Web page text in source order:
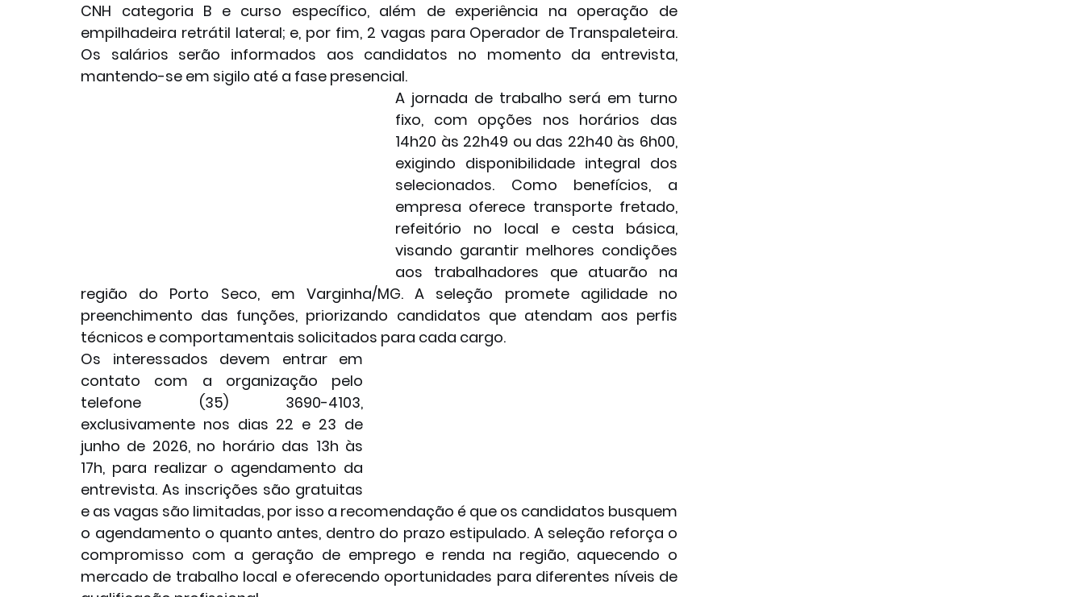
CNH categoria B e curso específico, além de experiência na operação de
empilhadeira retrátil lateral; e, por fim, 2 vagas para Operador de Transpaleteira.
Os salários serão informados aos candidatos no momento da entrevista,
mantendo-se em sigilo até a fase presencial.
A jornada de trabalho será em turno
fixo, com opções nos horários das
14h20 às 22h49 ou das 22h40 às 6h00,
exigindo disponibilidade integral dos
selecionados. Como benefícios, a
empresa oferece transporte fretado,
refeitório no local e cesta básica,
visando garantir melhores condições
aos trabalhadores que atuarão na
região do Porto Seco, em Varginha/MG. A seleção promete agilidade no
preenchimento das funções, priorizando candidatos que atendam aos perfis
técnicos e comportamentais solicitados para cada cargo.
Os interessados devem entrar em
contato com a organização pelo
telefone (35) 3690-4103,
exclusivamente nos dias 22 e 23 de
junho de 2026, no horário das 13h às
17h, para realizar o agendamento da
entrevista. As inscrições são gratuitas
e as vagas são limitadas, por isso a recomendação é que os candidatos busquem
o agendamento o quanto antes, dentro do prazo estipulado. A seleção reforça o
compromisso com a geração de emprego e renda na região, aquecendo o
mercado de trabalho local e oferecendo oportunidades para diferentes níveis de